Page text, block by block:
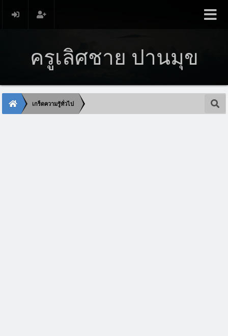
ครูเลิศชาย ปานมุข
เกร็ดความรู้ทั่วไป